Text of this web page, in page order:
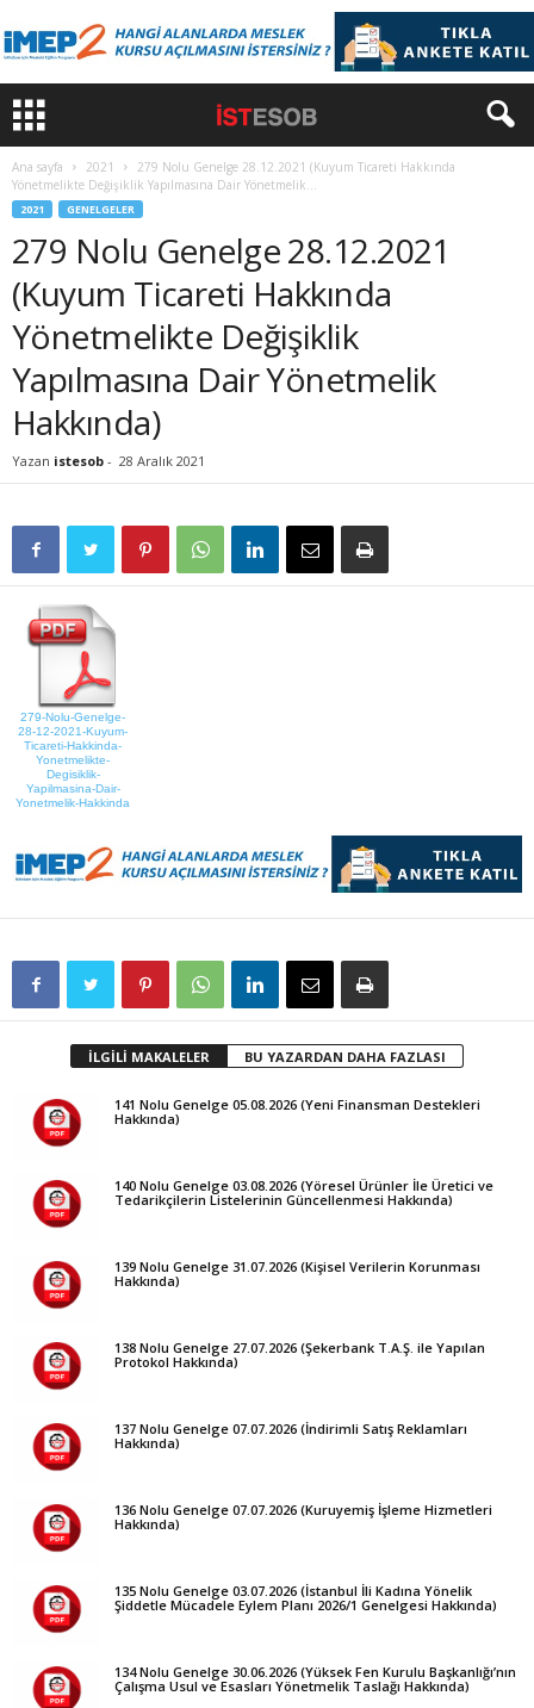
Ana sayfa 2021
279 Nolu Genelge 28.12.2021 (Kuyum Ticareti Hakkında
Yönetmelikte Değişiklik Yapılmasına Dair Yönetmelik...
2021 GENELGELER
279 Nolu Genelge 28.12.2021
(Kuyum Ticareti Hakkında
Yönetmelikte Değişiklik
Yapılmasına Dair Yönetmelik
Hakkında)
Yazan istesob - 28 Aralık 2021
279-Nolu-Genelge-
28-12-2021-Kuyum-
Ticareti-Hakkinda-
Yonetmelikte-
Degisiklik-
Yapilmasina-Dair-
Yonetmelik-Hakkinda
İLGİLİ MAKALELER BU YAZARDAN DAHA FAZLASI
141 Nolu Genelge 05.08.2026 (Yeni Finansman Destekleri
Hakkında)
140 Nolu Genelge 03.08.2026 (Yöresel Ürünler İle Üretici ve
Tedarikçilerin Listelerinin Güncellenmesi Hakkında)
139 Nolu Genelge 31.07.2026 (Kişisel Verilerin Korunması
Hakkında)
138 Nolu Genelge 27.07.2026 (Şekerbank T.A.Ş. ile Yapılan
Protokol Hakkında)
137 Nolu Genelge 07.07.2026 (İndirimli Satış Reklamları
Hakkında)
136 Nolu Genelge 07.07.2026 (Kuruyemiş İşleme Hizmetleri
Hakkında)
135 Nolu Genelge 03.07.2026 (İstanbul İli Kadına Yönelik
Şiddetle Mücadele Eylem Planı 2026/1 Genelgesi Hakkında)
134 Nolu Genelge 30.06.2026 (Yüksek Fen Kurulu Başkanlığı’nın
Çalışma Usul ve Esasları Yönetmelik Taslağı Hakkında)